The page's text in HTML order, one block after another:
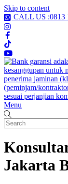
Skip to content
CALL US :0813
Menu
Jakarta